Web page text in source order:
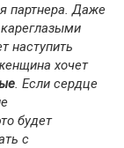
партнера. Даже
наступить
хочет
. Если сердце
будет
с